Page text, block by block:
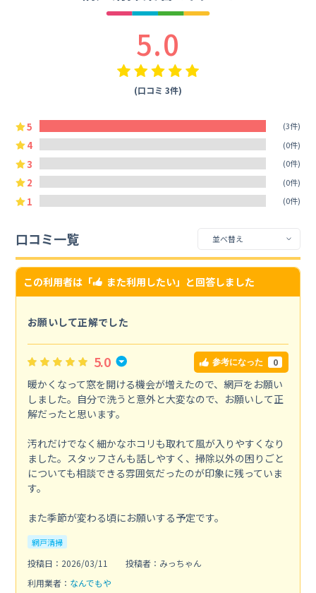
5.0
(口コミ 3件)
5 (3件)
4 (0件)
3 (0件)
2 (0件)
1 (0件)
口コミ一覧
この利用者は「 また利用したい」と回答しました
お願いして正解でした
5.0 参考になった 0
暖かくなって窓を開ける機会が増えたので、網戸をお願い
しました。自分で洗うと意外と大変なので、お願いして正
解だったと思います。
汚れだけでなく細かなホコリも取れて風が入りやすくなり
ました。スタッフさんも話しやすく、掃除以外の困りごと
についても相談できる雰囲気だったのが印象に残っていま
す。
また季節が変わる頃にお願いする予定です。
網戸清掃
投稿日：2026/03/11
投稿者：みっちゃん
利用業者： なんでもや